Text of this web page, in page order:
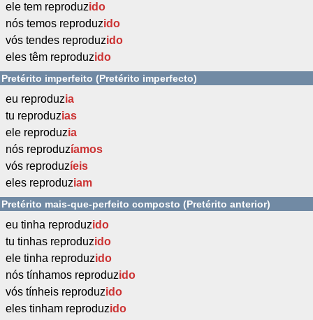
ele tem reproduzido
nós temos reproduzido
vós tendes reproduzido
eles têm reproduzido
Pretérito imperfeito (Pretérito imperfecto)
eu reproduzia
tu reproduzias
ele reproduzia
nós reproduzíamos
vós reproduzíeis
eles reproduziam
Pretérito mais-que-perfeito composto (Pretérito anterior)
eu tinha reproduzido
tu tinhas reproduzido
ele tinha reproduzido
nós tínhamos reproduzido
vós tínheis reproduzido
eles tinham reproduzido